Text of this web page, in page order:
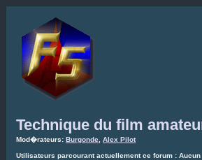
Technique du film
Mod�rateurs: Burgonde Alex Pilot
Utilisateurs parcourant actuellement ce forum : Aucun